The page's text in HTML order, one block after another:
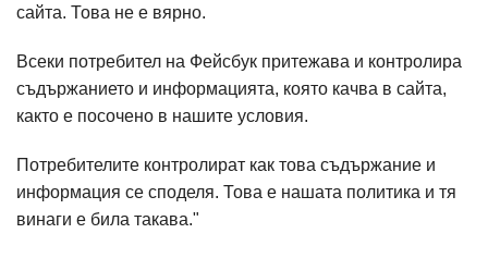
сайта. Това не е вярно.
Всеки потребител на Фейсбук притежава и контролира
съдържанието и информацията, която качва в сайта,
както е посочено в нашите условия.
Потребителите контролират как това съдържание и
информация се споделя. Това е нашата политика и тя
винаги е била такава."